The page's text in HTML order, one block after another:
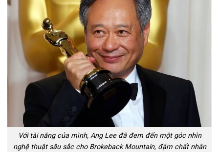
Với tài năng của mình, Ang Lee đã đem đến một góc nhìn
nghệ thuật sâu sắc cho Brokeback Mountain, đậm chất nhân